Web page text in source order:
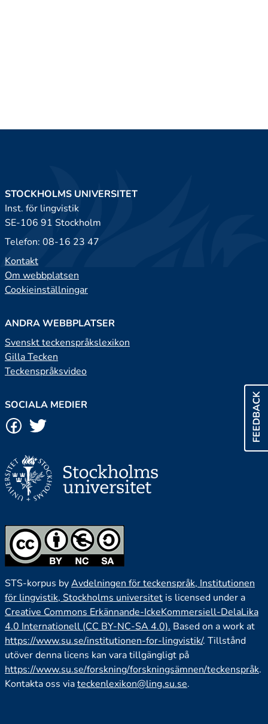
FEEDBACK
STOCKHOLMS UNIVERSITET
Inst. för lingvistik
SE-106 91 Stockholm
Telefon: 08-16 23 47
Kontakt
Om webbplatsen
Cookieinställningar
ANDRA WEBBPLATSER
Svenskt teckenspråkslexikon
Gilla Tecken
Teckenspråksvideo
SOCIALA MEDIER
STS-korpus byAvdelningen för teckenspråk, Institutionen
för lingvistik, Stockholms universitet is licensed under a
Creative Commons Erkännande-IckeKommersiell-DelaLika
4.0 Internationell (CC BY-NC-SA 4.0). Based on a work at
https://www.su.se/institutionen-for-lingvistik/. Tillstånd
utöver denna licens kan vara tillgängligt på
https://www.su.se/forskning/forskningsämnen/teckenspråk.
Kontakta oss viateckenlexikon@ling.su.se.